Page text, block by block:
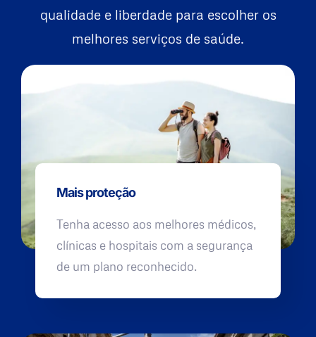
qualidade e liberdade para escolher os
melhores serviços de saúde.
Mais proteção
Tenha acesso aos melhores médicos,
clínicas e hospitais com a segurança
de um plano reconhecido.